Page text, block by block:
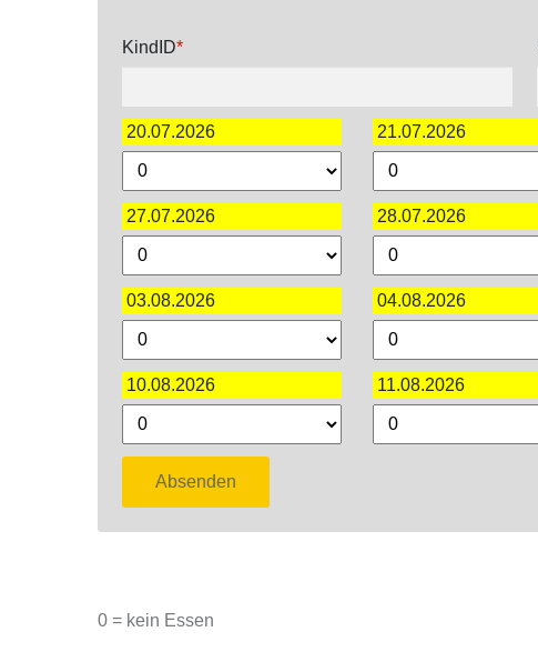
KindID*
20.07.2026 21.07.2026
27.07.2026 28.07.2026
03.08.2026 04.08.2026
10.08.2026 11.08.2026
Absenden
0 = kein Essen